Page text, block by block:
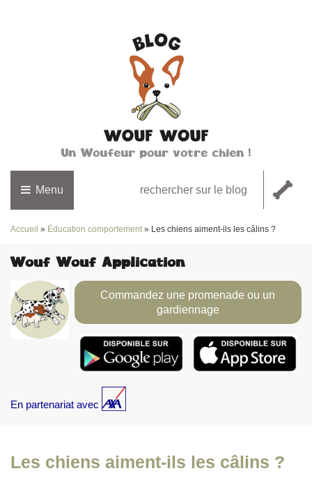
Un Woufeur pour votre chien !
Menu
Accueil » Éducation comportement » Les chiens aiment-ils les câlins ?
Wouf Wouf Application
Commandez une promenade ou un
gardiennage
En partenariat avec
Les chiens aiment-ils les câlins ?